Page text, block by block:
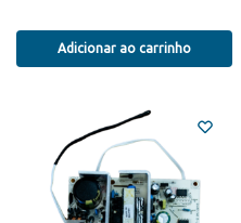
Adicionar ao carrinho